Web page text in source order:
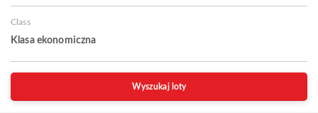
Class
Klasa ekonomiczna
Wyszukaj loty